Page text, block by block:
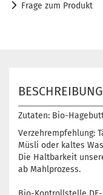
Frage zum Produkt
BESCHREIBUNG
Zutaten: Bio-
Verzehrempfehlung:
Müsli oder kaltes
Die Haltbarkeit
ab Mahlprozess.